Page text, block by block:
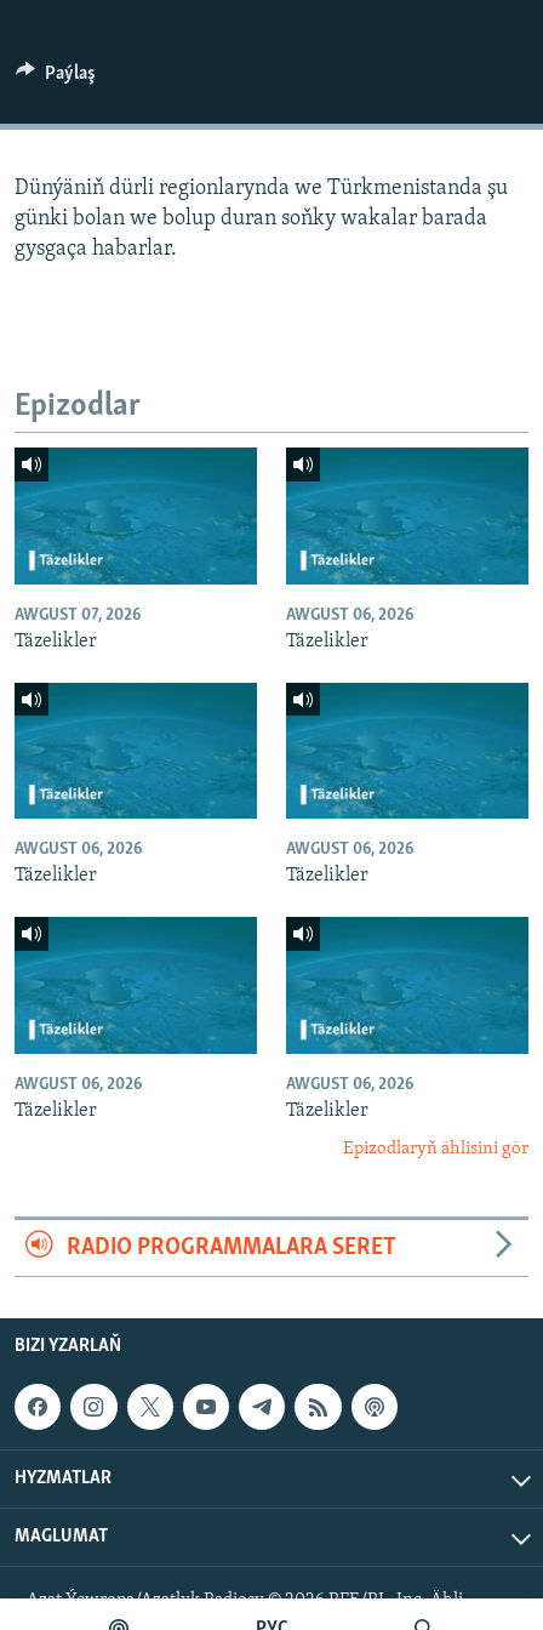
Paýlaş
Dünýäniň dürli regionlarynda we Türkmenistanda şu
günki bolan we bolup duran soňky wakalar barada
gysgaça habarlar.
Epizodlar
AWGUST 07, 2026
Täzelikler
AWGUST 06, 2026
Täzelikler
AWGUST 06, 2026
Täzelikler
AWGUST 06, 2026
Täzelikler
AWGUST 06, 2026
Täzelikler
AWGUST 06, 2026
Täzelikler
Epizodlaryň ählisini gör
RADIO PROGRAMMALARA SERET
BIZI YZARLAŇ
HYZMATLAR
MAGLUMAT
Azat Ýewropa/Azatlyk Radiosy © 2026 RFE/RL, Inc. Ähli
hukuklar goralan.